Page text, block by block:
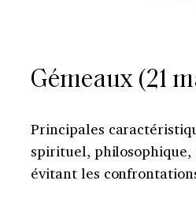
Gémeaux (21
Principales
spirituel, philosophique,
évitant les